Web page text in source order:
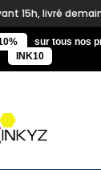
livré demain.
sur tous nos
INK10